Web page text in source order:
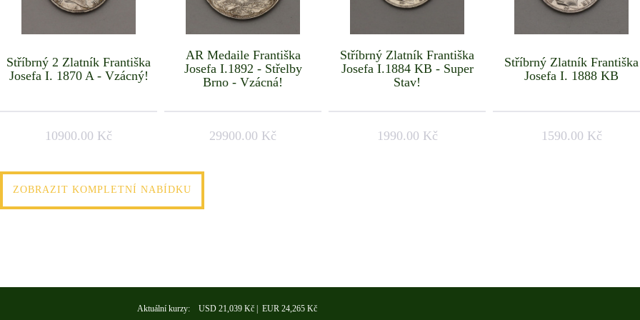
Stříbrný 2 Zlatník Františka
Josefa I. 1870 A - Vzácný!
10900.00 Kč
AR Medaile Františka
Josefa I.1892 - Střelby
Brno - Vzácná!
29900.00 Kč
Stříbrný Zlatník Františka
Josefa I.1884 KB - Super
Stav!
1990.00 Kč
Stříbrný Zlatník Františka
Josefa I. 1888 KB
1590.00 Kč
ZOBRAZIT KOMPLETNÍ NABÍDKU
Aktuální kurzy: USD 21,039 Kč | EUR 24,265 Kč